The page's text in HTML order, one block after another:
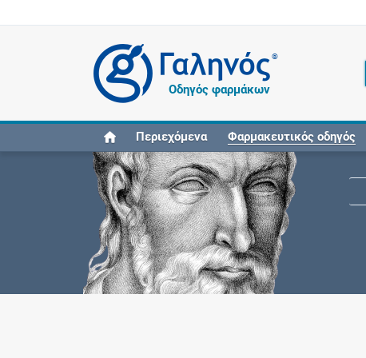
®
Οδηγός φαρμάκων
Περιεχόμενα Φαρμακευτικός οδηγός